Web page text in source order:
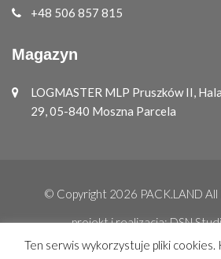
+48 506 857 815
Magazyn
LOGMASTER MLP Pruszków II,
29, 05-840 Moszna Parcela
© Copyright 2026 PACK.LAND All
projekt i realizacja:DSN
Ten serwis wykorzystuje pliki